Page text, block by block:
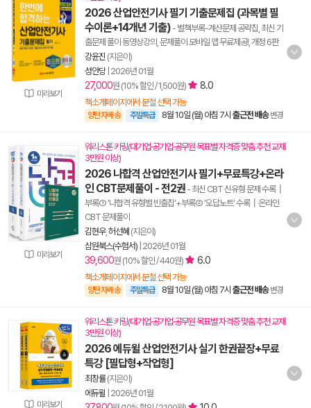
미리보기
2026 산업안전기사 필기 기출문제집 (과목별 필
수이론+14개년 기출) - 별책부록-계산문제 공략집, 최신 기
출문제 풀이 동영상강의, 문제풀이 모바일 앱 무료제공!, 개정 6판
강윤진 (지은이)
성안당| 2026년 01월
27,000원 (10% 할인 / 1,500원) 8.0
책소개페이지에서 분철 선택 가능
양탄자배송 주말특급 8월 10일 (월) 아침 7시 출근전 배송 변경
미리보기
워리스톤 키링(대기업·공기업·공무원 목표별 자격증 맞춤 추천 교재
3만원 이상)
2026 나합격 산업안전기사 필기+무료특강+온라
인 CBT문제풀이 - 전2권 - 최신 CBT 신유형 문제 수록┃
부록① ’나합격 유형별 빈출집‘+부록② ’오답노트‘ 수록┃온라인
CBT 문제풀이
김현우, 허선혜 (지은이)
삼원북스(수험서) 2026년 01월
39,600원 (10% 할인 / 440원) 6.0
책소개페이지에서 분철 선택 가능
양탄자배송 주말특급 8월 10일 (월) 아침 7시 출근전 배송 변경
미리보기
워리스톤 키링(대기업·공기업·공무원 목표별 자격증 맞춤 추천 교재
3만원 이상)
2026 에듀윌 산업안전기사 실기 한권끝장+무료
특강 [필답형+작업형]
최창률(지은이)
에듀윌 2026년 01월